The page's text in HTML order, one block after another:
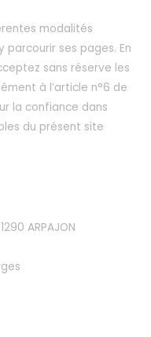
modalités
parcourir ses pages. En
sans réserve les
à l’article n°6 de
la confiance dans
du présent site
ARPAJON